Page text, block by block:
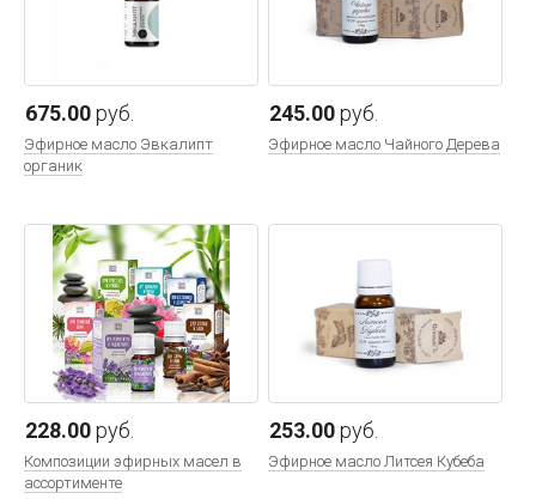
675.00руб.
Эфирное масло Эвкалипт
органик
245.00руб.
Эфирное масло Чайного Дерева
228.00руб.
Композиции эфирных масел в
ассортименте
253.00руб.
Эфирное масло Литсея Кубеба